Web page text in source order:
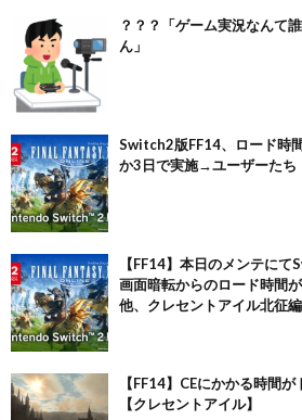
？？？「ゲーム実況なんて
ん」
Switch2版FF14、ロード時
か3日で実施→ユーザーたち
【FF14】本日のメンテに
画面暗転からのロード時間
他、クレセントアイル北征
【FF14】CEにかかる時間
【クレセントアイル】